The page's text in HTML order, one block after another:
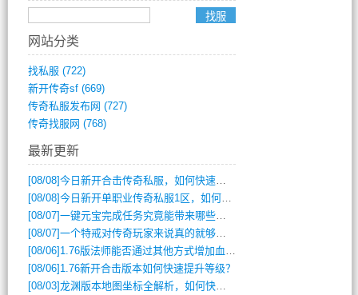
网站分类
找私服 (722)
新开传奇sf(669)
传奇私服发布网 (727)
传奇找服网 (768)
最新更新
[08/08]今日新开合击传奇私服，如何快速提升角色战力？
[08/08]今日新开单职业传奇私服1区，如何快速升级与获取顶级装备？
[08/07]一键元宝完成任务究竟能带来哪些超值优势？
[08/07]一个特戒对传奇玩家来说真的就够用了吗？
[08/06] 1.76版法师能否通过其他方式增加血量？
[08/06] 1.76新开合击版本如何快速提升等级？
[08/03]龙渊版本地图坐标全解析，如何快速定位BOSS位置？